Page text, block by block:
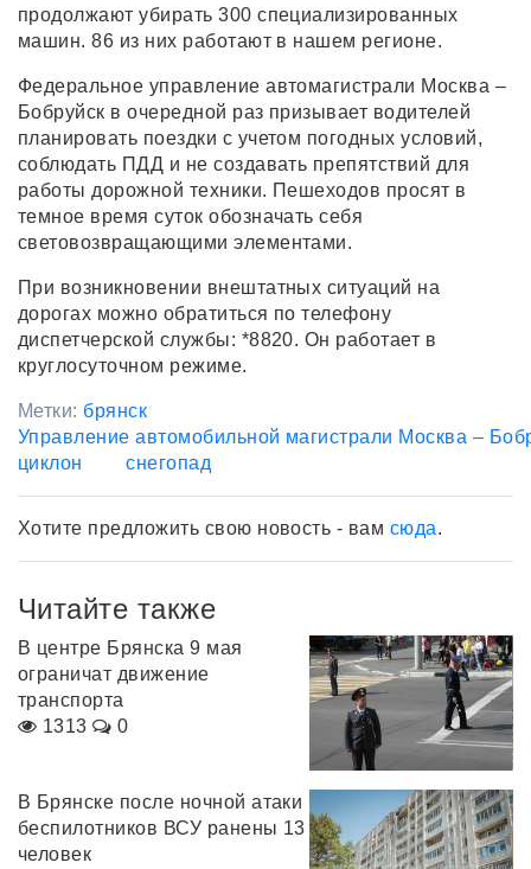
продолжают убирать 300 специализированных
машин. 86 из них работают в нашем регионе.
Федеральное управление автомагистрали Москва –
Бобруйск в очередной раз призывает водителей
планировать поездки с учетом погодных условий,
соблюдать ПДД и не создавать препятствий для
работы дорожной техники. Пешеходов просят в
темное время суток обозначать себя
световозвращающими элементами.
При возникновении внештатных ситуаций на
дорогах можно обратиться по телефону
диспетчерской службы: *8820. Он работает в
круглосуточном режиме.
Метки: брянск
Управление автомобильной магистрали Москва –
циклон
снегопад
Хотите предложить свою новость - вам сюда.
Читайте также
В центре Брянска 9 мая
ограничат движение
транспорта
1313
0
В Брянске после ночной атаки
беспилотников ВСУ ранены 13
человек